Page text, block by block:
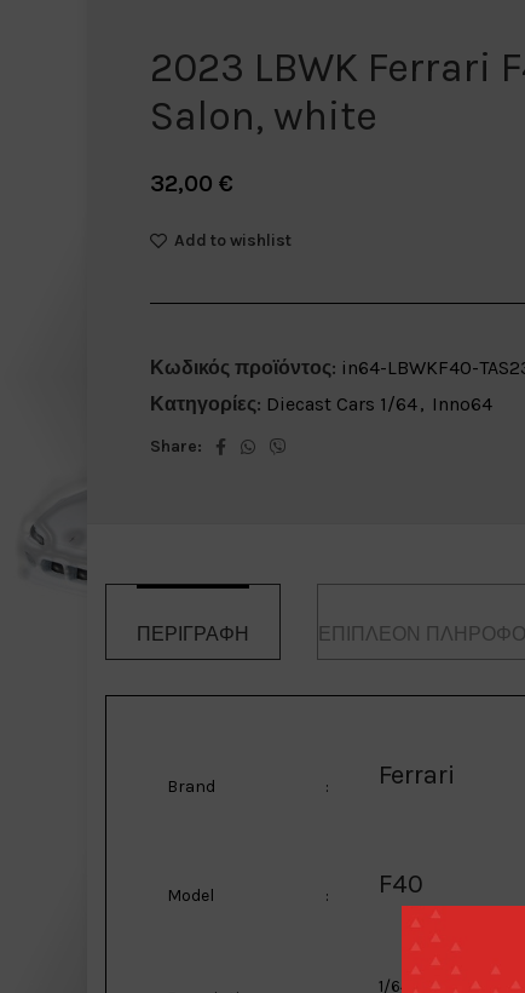
2023 LBWK Ferrari
Salon, white
32,00 €
Add to wishlist
Κωδικός προϊόντος: in64-LBWKF40-
Κατηγορίες: Diecast Cars 1/64, Inno64
Share:
ΠΕΡΙΓΡΑΦΉ ΕΠΙΠΛΈΟΝ
Brand : Ferrari
Model : F40
1/64 2023 LBWK